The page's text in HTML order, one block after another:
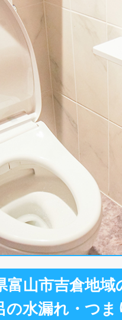
富山市吉倉地域
の水漏れ・つま